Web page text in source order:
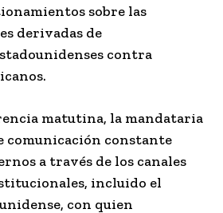
sobre las
derivadas de
contra
matutina, la mandataria
comunicación constante
a través de los canales
incluido el
con quien